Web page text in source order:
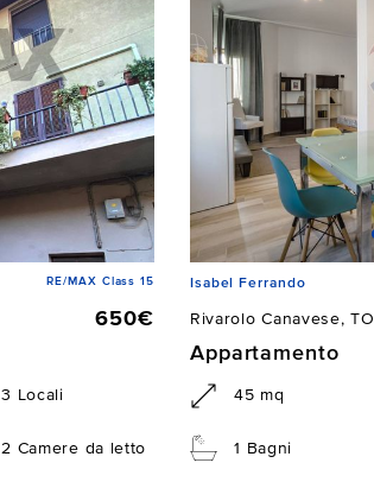
RE/MAX Class 15
650€
3 Locali
2 Camere da letto
Isabel Ferrando
Rivarolo Canavese, TO
Appartamento
45 mq
1 Bagni